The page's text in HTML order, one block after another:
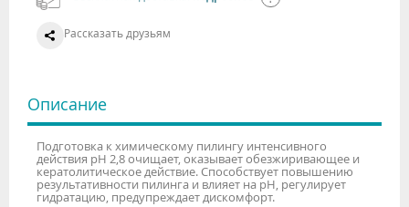
Рассказать друзьям
Описание
Подготовка к химическому пилингу интенсивного
действия рН 2,8 очищает, оказывает обезжиривающее и
кератолитическое действие. Способствует повышению
результативности пилинга и влияет на рН, регулирует
гидратацию, предупреждает дискомфорт.